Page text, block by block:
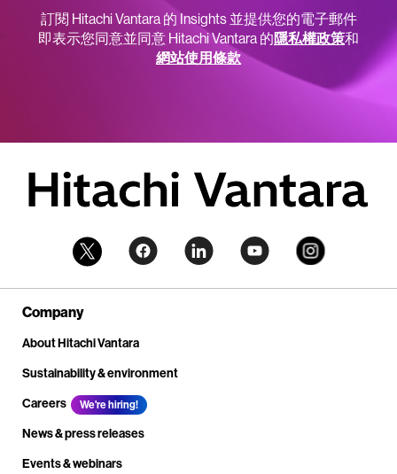
訂閱 Hitachi Vantara 的 Insights 並提供您的電子郵件
即表示您同意並同意 Hitachi Vantara 的隱私權政策和
網站使用條款
Company
About Hitachi Vantara
Sustainability & environment
Careers
We're hiring!
News & press releases
Events & webinars